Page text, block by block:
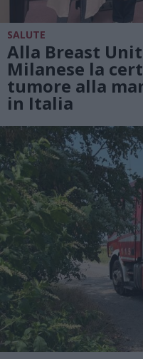
SALUTE
Alla Breast Unit
Milanese la
tumore alla
in Italia